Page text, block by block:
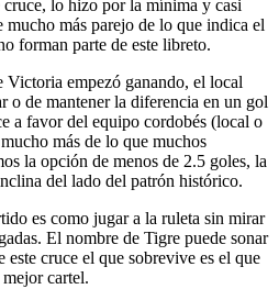
lo hizo por la mínima y casi
mucho más parejo de lo que indica el
forman parte de este libreto.
empezó ganando, el local
o de mantener la diferencia en un gol
a favor del equipo cordobés (local o
más de lo que muchos
la opción de menos de 2.5 goles, la
del lado del patrón histórico.
es como jugar a la ruleta sin mirar
El nombre de Tigre puede sonar
este cruce el que sobrevive es el que
cartel.